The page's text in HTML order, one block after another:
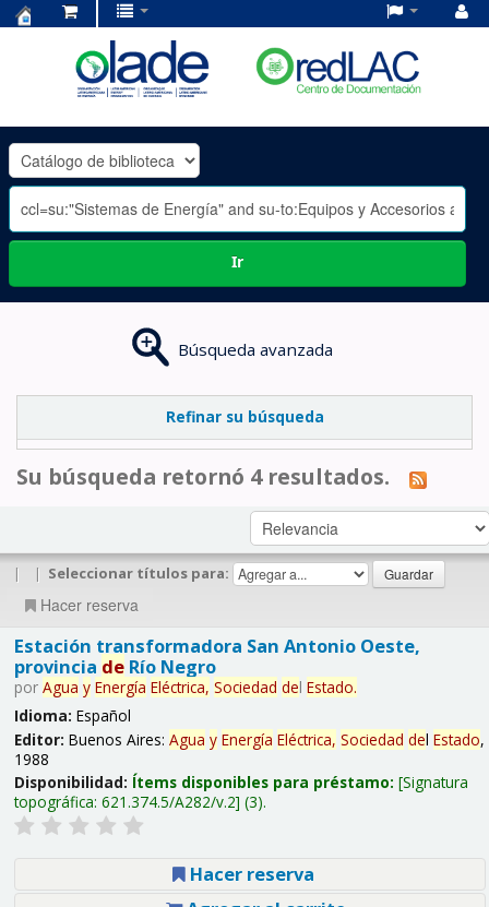
OLADE
-
Ir
Búsqueda avanzada
Refinar su búsqueda
Su búsqueda retornó 4 resultados.
| | Seleccionar títulos para:
Hacer reserva
Estación transformadora San Antonio Oeste,
provincia deRío Negro
por Agua y Energía Eléctrica, Sociedad del Estado.
Idioma: Español
Editor: Buenos Aires: Agua y Energía Eléctrica, Sociedad del Estado,
1988
Disponibilidad: Ítems disponibles para préstamo: Signatura
topográfica: 621.374.5/A282/v.2 (3).
Hacer reserva